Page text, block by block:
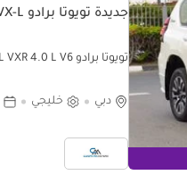
جديدة تويوتا برادو VX-L
تويوتا برادو VX-L VXR 4.0 L V6 (للتصدير فقط)
دبي خليجي